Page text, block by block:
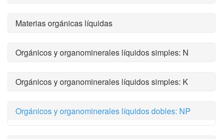
Materias orgánicas líquidas
Orgánicos y organominerales líquidos simples: N
Orgánicos y organominerales líquidos simples: K
Orgánicos y organominerales líquidos dobles: NP